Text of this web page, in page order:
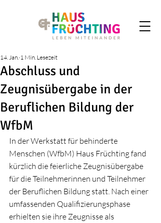
Abschluss und
Zeugnisübergabe in der
Beruflichen Bildung der
WfbM
14. Jan. 1 Min. Lesezeit
In der Werkstatt für behinderte
Menschen (WfbM) Haus Früchting fand
kürzlich die feierliche Zeugnisübergabe
für die Teilnehmerinnen und Teilnehmer
der Beruflichen Bildung statt. Nach einer
umfassenden Qualifizierungsphase
erhielten sie ihre Zeugnisse als